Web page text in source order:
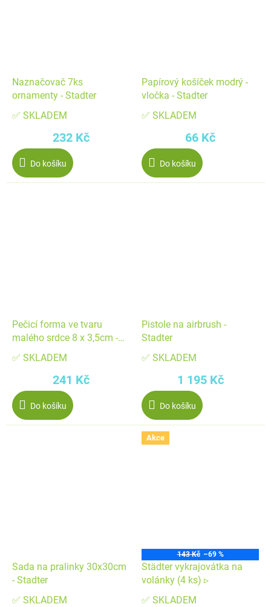
Naznačovač 7ks
ornamenty - Stadter
✅ SKLADEM
232 Kč
Do košíku
Papírový košíček modrý -
vločka - Stadter
✅ SKLADEM
66 Kč
Do košíku
Pečicí forma ve tvaru
malého srdce 8 x 3,5cm -
Stadter
✅ SKLADEM
241 Kč
Do košíku
Pistole na airbrush -
Stadter
✅ SKLADEM
1 195 Kč
Do košíku
Sada na pralinky 30x30cm
- Stadter
✅ SKLADEM
Akce
143 Kč –69 %
Städter vykrajovátka na
volánky (4 ks) ▹
✅ SKLADEM